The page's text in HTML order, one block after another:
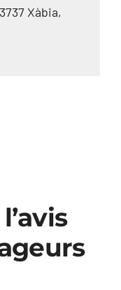
Xàbia,